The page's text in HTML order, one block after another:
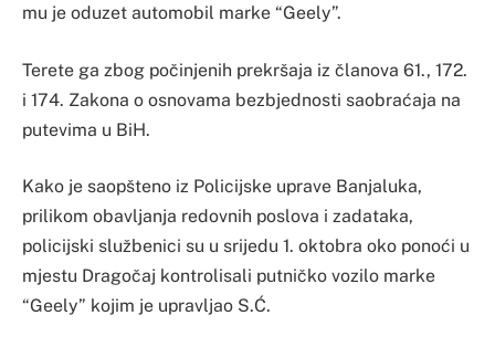
mu je oduzet automobil marke “Geely”.
Terete ga zbog počinjenih prekršaja iz članova 61., 172.
i 174. Zakona o osnovama bezbjednosti saobraćaja na
putevima u BiH.
Kako je saopšteno iz Policijske uprave Banjaluka,
prilikom obavljanja redovnih poslova i zadataka,
policijski službenici su u srijedu 1. oktobra oko ponoći u
mjestu Dragočaj kontrolisali putničko vozilo marke
“Geely” kojim je upravljao S.Ć.